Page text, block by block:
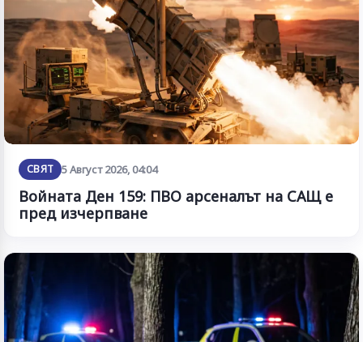
СВЯТ 5 Август 2026, 04:04
Войната Ден 159: ПВО арсеналът на САЩ е
пред изчерпване